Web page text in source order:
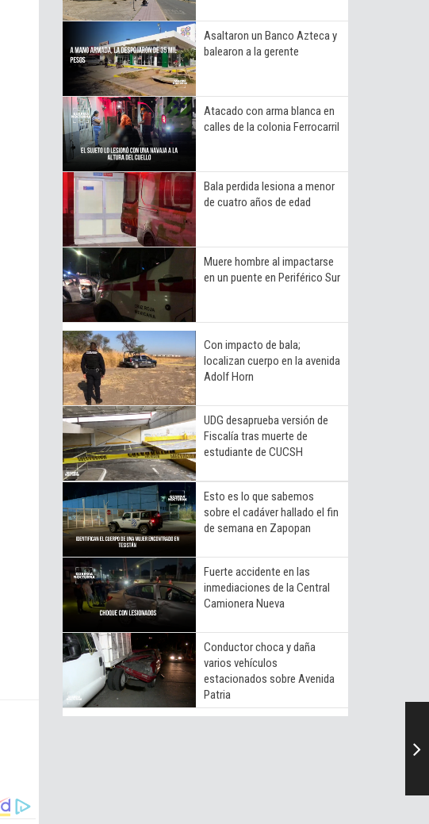
Asaltaron un Banco Azteca y
balearon a la gerente
Atacado con arma blanca en
calles de la colonia Ferrocarril
Bala perdida lesiona a menor
de cuatro años de edad
Muere hombre al impactarse
en un puente en Periférico Sur
Con impacto de bala;
localizan cuerpo en la avenida
Adolf Horn
UDG desaprueba versión de
Fiscalía tras muerte de
estudiante de CUCSH
Esto es lo que sabemos
sobre el cadáver hallado el fin
de semana en Zapopan
Fuerte accidente en las
inmediaciones de la Central
Camionera Nueva
Conductor choca y daña
varios vehículos
estacionados sobre Avenida
Patria